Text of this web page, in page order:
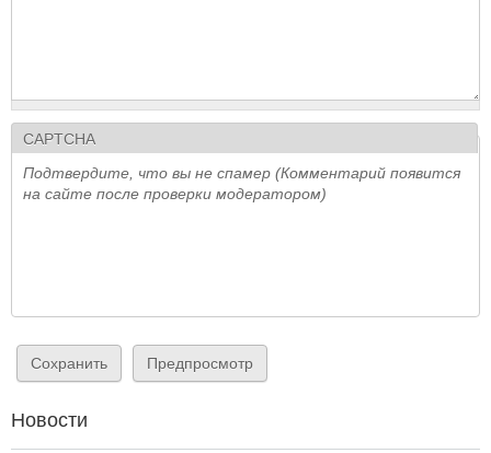
CAPTCHA
Подтвердите, что вы не спамер (Комментарий появится
на сайте после проверки модератором)
Новости